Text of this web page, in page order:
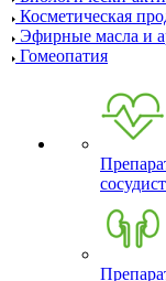
Косметическая
Эфирные масла и
Гомеопатия